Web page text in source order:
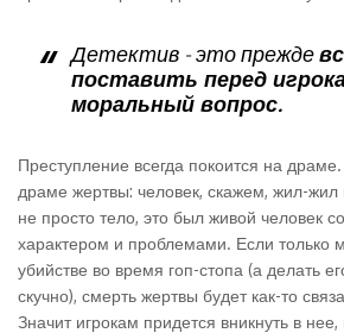
Детектив - это прежде
поставить перед
моральный вопрос.
Преступление всегда покоится на
драме жертвы: человек, скажем, жил-
не просто тело, это был живой человек
характером и проблемами. Если только
убийстве во время гоп-стопа (а делать
скучно), смерть жертвы будет как-то
Значит игрокам придется вникнуть в нее,